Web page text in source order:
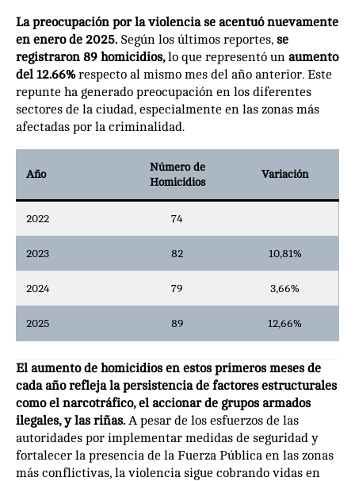
La preocupación por la violencia se acentuó nuevamente
en enero de 2025. Según los últimos reportes, se
registraron 89 homicidios,lo que representó un aumento
del 12.66%respecto al mismo mes del año anterior. Este
repunte ha generado preocupación en los diferentes
sectores de la ciudad, especialmente en las zonas más
afectadas por la criminalidad.
Año
Número de
Homicidios
Variación
2022 74
2023 82 10,81%
2024 79 3,66%
2025 89 12,66%
El aumento de homicidios en estos primeros meses de
cada año refleja la persistencia de factores estructurales
como el narcotráfico, el accionar de grupos armados
ilegales, y las riñas. A pesar de los esfuerzos de las
autoridades por implementar medidas de seguridad y
fortalecer la presencia de la Fuerza Pública en las zonas
más conflictivas, la violencia sigue cobrando vidas en